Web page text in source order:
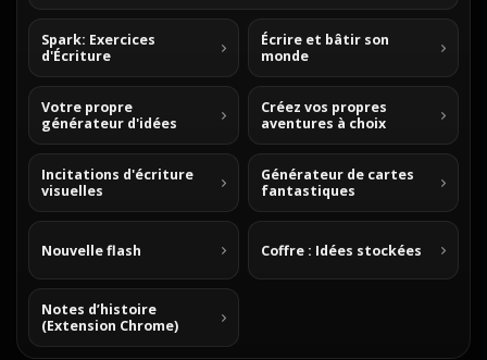
Spark: Exercices
d'Écriture
Écrire et bâtir son
monde
Votre propre
générateur d'idées
Créez vos propres
aventures à choix
Incitations d'écriture
visuelles
Générateur de cartes
fantastiques
Nouvelle flash Coffre : Idées stockées
Notes d’histoire
(Extension Chrome)